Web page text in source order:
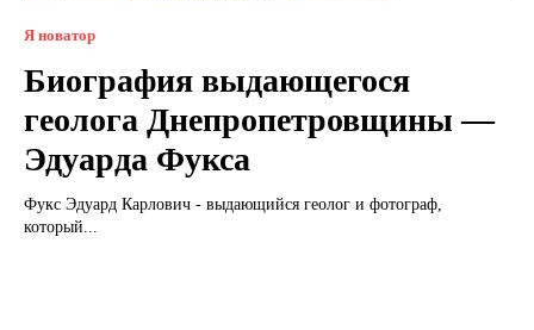
Я новатор
Биография выдающегося
геолога Днепропетровщины —
Эдуарда Фукса
Фукс Эдуард Карлович - выдающийся геолог и фотограф,
который...